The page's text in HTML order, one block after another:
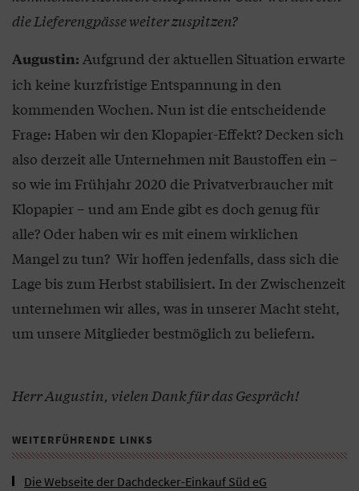
die Lieferengpässe weiter zuspitzen?
Augustin: Aufgrund der aktuellen Situation erwarte
ich keine kurzfristige Entspannung in den
kommenden Wochen. Nun ist die entscheidende
Frage: Haben wir den Klopapier-Effekt? Decken sich
also derzeit alle Unternehmen mit Baustoffen ein –
so wie im Frühjahr 2020 die Privatverbraucher mit
Klopapier – und am Ende gibt es doch genug für
alle? Oder haben wir es mit einem wirklichen
Mangel zu tun? Wir hoffen jedenfalls, dass sich die
Lage bis zum Herbst stabilisiert. In der Zwischenzeit
unternehmen wir alles, was in unserer Macht steht,
um unsere Mitglieder bestmöglich zu beliefern.
Herr Augustin, vielen Dank für das Gespräch!
WEITERFÜHRENDE LINKS
Die Webseite der Dachdecker-Einkauf Süd eG